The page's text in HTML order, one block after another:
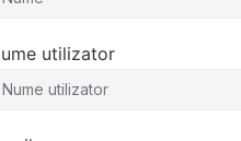
utilizator